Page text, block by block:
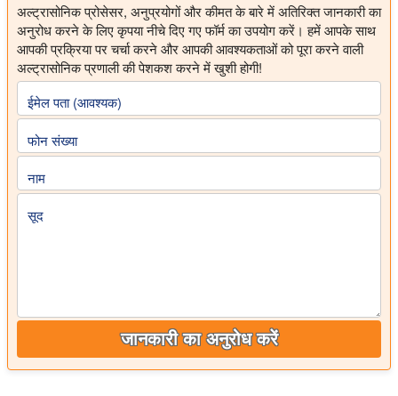
अल्ट्रासोनिक प्रोसेसर, अनुप्रयोगों और कीमत के बारे में अतिरिक्त जानकारी का
अनुरोध करने के लिए कृपया नीचे दिए गए फॉर्म का उपयोग करें। हमें आपके साथ
आपकी प्रक्रिया पर चर्चा करने और आपकी आवश्यकताओं को पूरा करने वाली
अल्ट्रासोनिक प्रणाली की पेशकश करने में खुशी होगी!
ईमेल पता (आवश्यक)
फोन संख्या
नाम
सूद
जानकारी का अनुरोध करें